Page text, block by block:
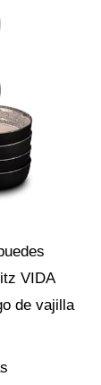
VIDA
de vajilla